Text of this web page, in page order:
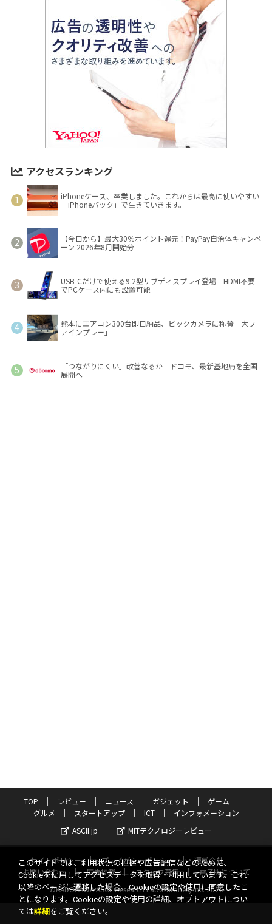
アクセスランキング
iPhoneケース、卒業しました。これからは最高に使いやすい
「iPhoneバック」で生きていきます。
【今日から】最大30％ポイント還元！PayPay自治体キャンペ
ーン 2026年8月開始分
USB-Cだけで使える9.2型サブディスプレイ登場 HDMI不要
でPCケース内にも設置可能
熊本にエアコン300台即日納品、ビックカメラに称賛「大フ
ァインプレー」
「つながりにくい」改善なるか ドコモ、最新基地局を全国
展開へ
TOP レビュー ニュース ガジェット
ゲーム
グルメ
スタートアップ ICT
インフォメーション
ASCII.jp
MITテクノロジーレビュー
サイトポリシー プライバシーポリシー
運営会社
お問い合わせ
広告掲載 スタッフ募集
電子版について
©KADOKAWA ASCII Research Laboratories, Inc. 2026
このサイトでは、利用状況の把握や広告配信などのために、
Cookieを使用してアクセスデータを取得・利用しています。これ
以降のページに遷移した場合、Cookieの設定や使用に同意したこ
とになります。Cookieの設定や使用の詳細、オプトアウトについ
ては詳細 をご覧ください。